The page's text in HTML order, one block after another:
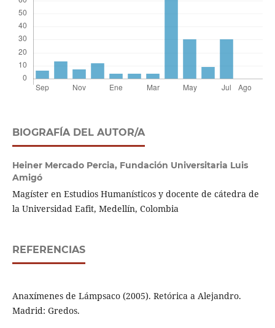
BIOGRAFÍA DEL AUTOR/A
Heiner Mercado Percia, Fundación Universitaria Luis
Amigó
Magíster en Estudios Humanísticos y docente de cátedra de
la Universidad Eafit, Medellín, Colombia
REFERENCIAS
Anaxímenes de Lámpsaco (2005). Retórica a Alejandro.
Madrid: Gredos.